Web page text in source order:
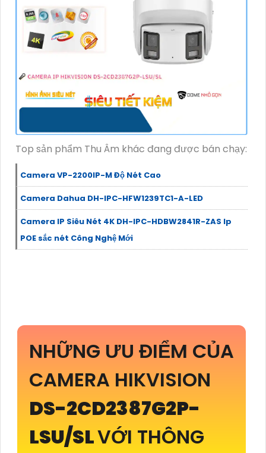
Top sản phẩm Thu Âm khác đang được bán chạy:
Camera VP-2200IP-M Độ Nét Cao
Camera Dahua DH-IPC-HFW1239TC1-A-LED
Camera IP Siêu Nét 4K DH-IPC-HDBW2841R-ZAS Ip
POE sắc nét Công Nghệ Mới
NHỮNG ƯU ĐIỂM CỦA
CAMERA HIKVISION
DS-2CD2387G2P-
LSU/SLVỚI THÔNG